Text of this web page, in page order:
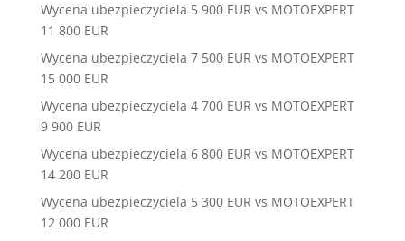
Wycena ubezpieczyciela 5 900 EUR vs MOTOEXPERT
11 800 EUR
Wycena ubezpieczyciela 7 500 EUR vs MOTOEXPERT
15 000 EUR
Wycena ubezpieczyciela 4 700 EUR vs MOTOEXPERT
9 900 EUR
Wycena ubezpieczyciela 6 800 EUR vs MOTOEXPERT
14 200 EUR
Wycena ubezpieczyciela 5 300 EUR vs MOTOEXPERT
12 000 EUR